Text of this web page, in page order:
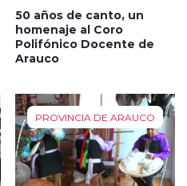
50 años de canto, un
homenaje al Coro
Polifónico Docente de
Arauco
PROVINCIA DE ARAUCO